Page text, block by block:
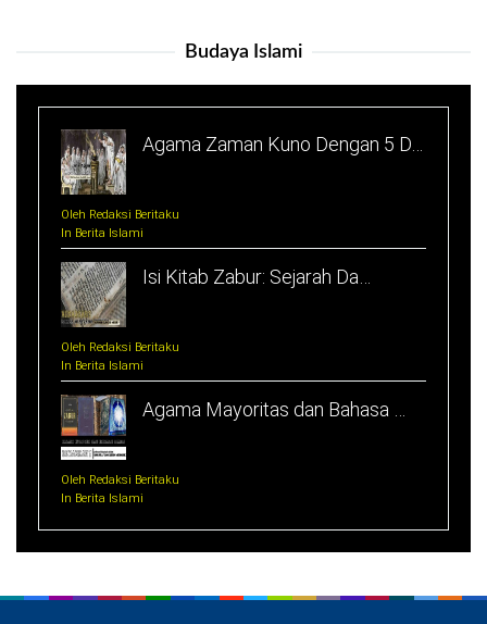
Budaya Islami
Agama Zaman Kuno Dengan 5 D…
Oleh Redaksi Beritaku
In Berita Islami
Isi Kitab Zabur: Sejarah Da…
Oleh Redaksi Beritaku
In Berita Islami
Agama Mayoritas dan Bahasa …
Oleh Redaksi Beritaku
In Berita Islami